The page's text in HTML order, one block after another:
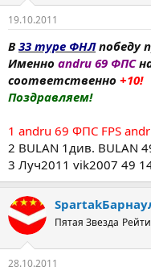
19.10.2011
В33 туре ФНЛпобеду
Именно andru 69 ФПС
соответственно +10!
Поздравляем!
1 andru 69 ФПС FPS
2 BULAN 1див. BULAN
3 Луч2011 vik2007 49
Пятая Звезда
28.10.2011